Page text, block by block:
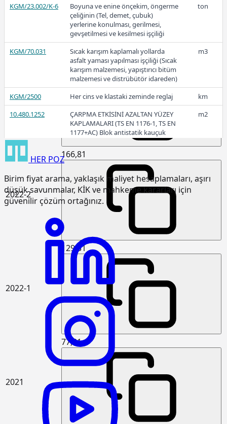
2023-1
2022-3
168,13
2022-2
166,81
2022-1
129,31
2021
77,81
KGM/23.002/K-6
Boyuna ve enine önçekim, öngerme
çeliğinin (Tel, demet, çubuk)
yerlerine konulması, gerilmesi,
gevşetilmesi ve kesilmesi işçiliği
ton
KGM/70.031
Sıcak karışım kaplamalı yollarda
asfalt yaması yapılması işçiliği (Sıcak
karışım malzemesi, yapıştırıcı bitüm
malzemesi ve distrübütör idareden)
m3
KGM/2500 Her cins ve klastaki zeminde reglaj
km
10.480.1252
ÇARPMA ETKİSİNİ AZALTAN YÜZEY
KAPLAMALARI (TS EN 1176-1, TS EN
1177+AC) Blok antistatik kauçuk
zemin kaplaması 3cm kalınlıkta
m2
15.120.1007
Makine ile patlayıcı madde
kullanmadan sert kaya kazılması
(Serbest kazı)
m3
15.120.1101
Makine ile her derinlik ve her
genişlikte yumuşak ve sert toprak
kazılması (Derin kazı)
Makine ile her derinlik ve her
genişlikte yumuşak ve sert
küskülük kazılması (Derin kazı)
Makine ile patlayıcı madde
kullanmadan her derinlik ve her
genişlikte sert kaya kazılması (Derin
kazı)
Çakıl temin edilerek, drenaj
yapılması
Beton santralinde üretilen veya
satın alınan ve beton pompasıyla
basılan, C 25/30 basınç dayanım
sınıfında, gri renkte, normal hazır
beton dökülmesi (beton nakli dahil)
15.150.1006
Beton santralinde üretilen veya
satın alınan ve beton pompasıyla
basılan, C 30/37 basınç dayanım
sınıfında, gri renkte, normal hazır
HER POZ
Birim fiyat arama, yaklaşık maliyet hesaplamaları, aşırı
düşük savunmalar, KİK ve mahkeme kararları için
güvenilir çözüm ortağınız.